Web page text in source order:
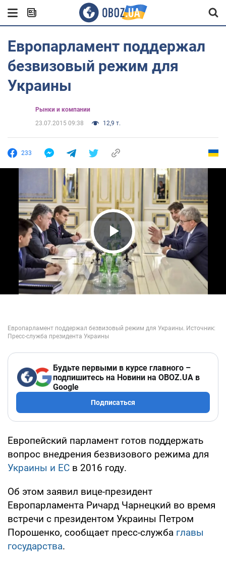
Европарламент поддержал
безвизовый режим для
Украины
Рынки и компании
23.07.2015 09:38
12,9 т.
233
Play Video
Будьте первыми в курсе главного –
подпишитесь на Новини на OBOZ.UA в
Google
Подписаться
Европейский парламент готов поддержать
вопрос внедрения безвизового режима для
Украины и ЕС в 2016 году.
Об этом заявил вице-президент
Европарламента Ричард Чарнецкий во время
встречи с президентом Украины Петром
Порошенко, сообщает пресс-служба главы
государства.